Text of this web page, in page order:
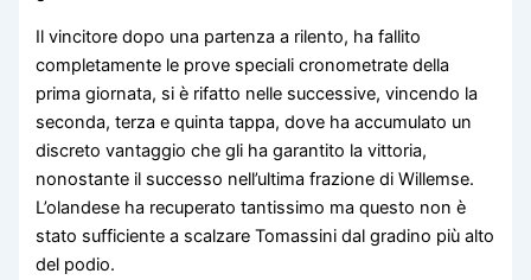
Il vincitore dopo una partenza a rilento, ha fallito
completamente le prove speciali cronometrate della
prima giornata, si è rifatto nelle successive, vincendo la
seconda, terza e quinta tappa, dove ha accumulato un
discreto vantaggio che gli ha garantito la vittoria,
nonostante il successo nell’ultima frazione di Willemse.
L’olandese ha recuperato tantissimo ma questo non è
stato sufficiente a scalzare Tomassini dal gradino più alto
del podio.